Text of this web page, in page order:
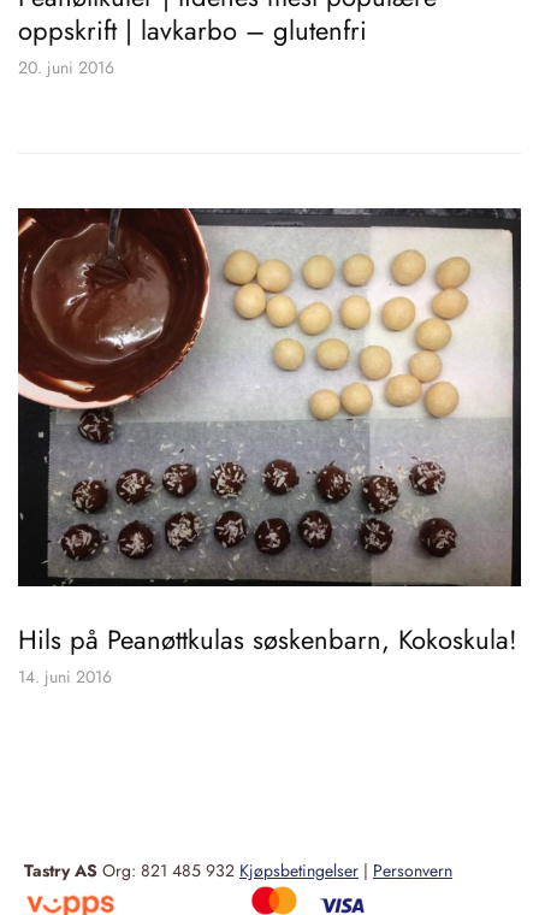
oppskrift | lavkarbo – glutenfri
20. juni 2016
Hils på Peanøttkulas søskenbarn, Kokoskula!
14. juni 2016
Tastry AS Org: 821 485 932 Kjøpsbetingelser | Personvern